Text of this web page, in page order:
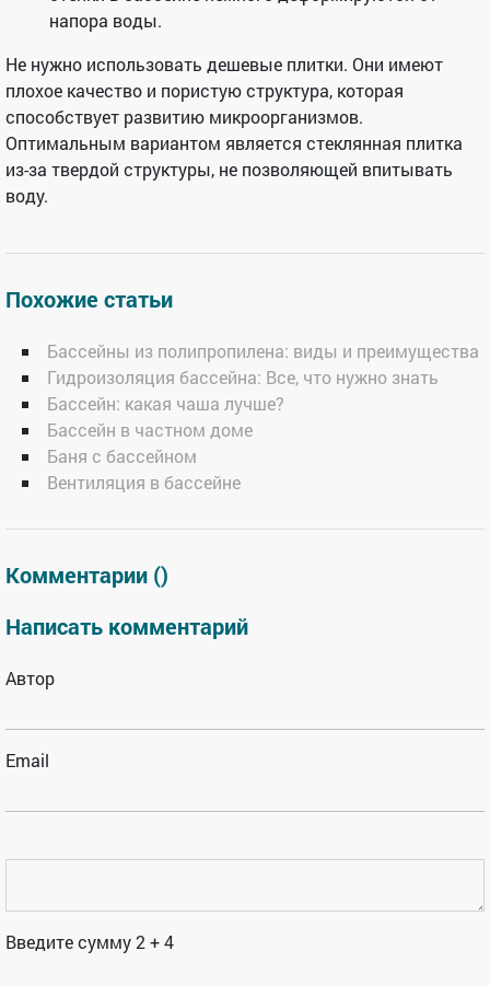
напора воды.
Не нужно использовать дешевые плитки. Они имеют
плохое качество и пористую структура, которая
способствует развитию микроорганизмов.
Оптимальным вариантом является стеклянная плитка
из-за твердой структуры, не позволяющей впитывать
воду.
Похожие статьи
Бассейны из полипропилена: виды и преимущества
Гидроизоляция бассейна: Все, что нужно знать
Бассейн: какая чаша лучше?
Бассейн в частном доме
Баня с бассейном
Вентиляция в бассейне
Комментарии ()
Написать комментарий
Автор
Email
Введите сумму 2 + 4